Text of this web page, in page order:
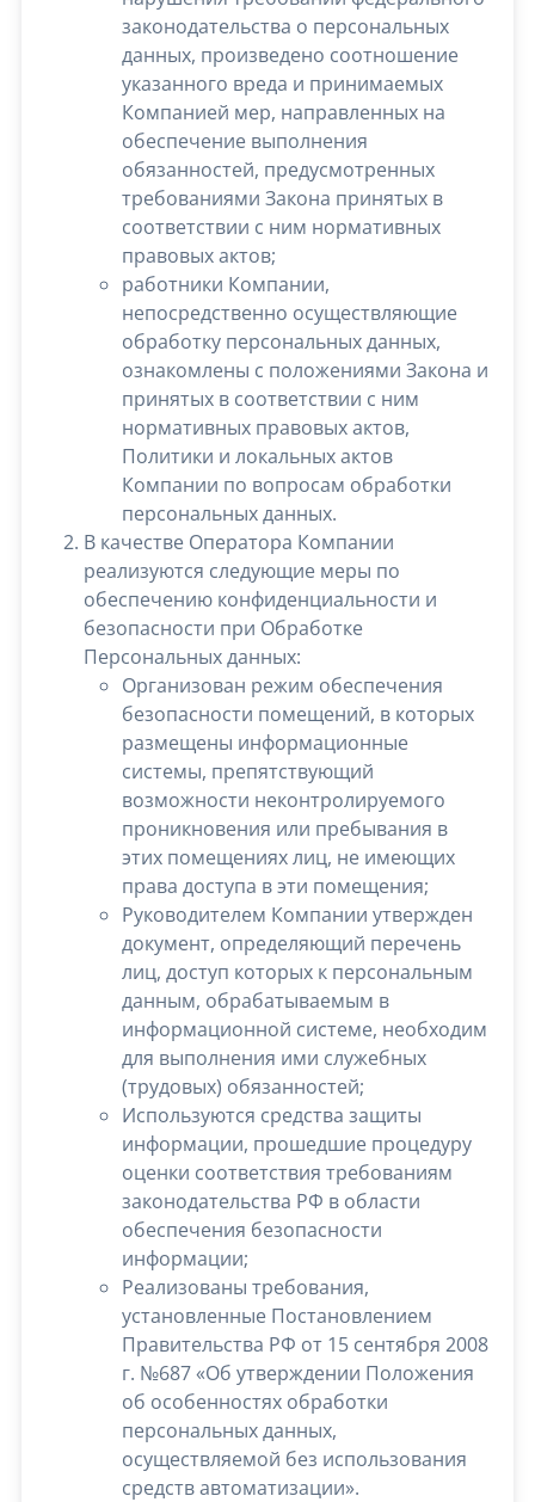
законодательства о персональных
данных, произведено соотношение
указанного вреда и принимаемых
Компанией мер, направленных на
обеспечение выполнения
обязанностей, предусмотренных
требованиями Закона принятых в
соответствии с ним нормативных
правовых актов;
работники Компании,
непосредственно осуществляющие
обработку персональных данных,
ознакомлены с положениями Закона и
принятых в соответствии с ним
нормативных правовых актов,
Политики и локальных актов
Компании по вопросам обработки
персональных данных.
В качестве Оператора Компании
реализуются следующие меры по
обеспечению конфиденциальности и
безопасности при Обработке
Персональных данных:
Организован режим обеспечения
безопасности помещений, в которых
размещены информационные
системы, препятствующий
возможности неконтролируемого
проникновения или пребывания в
этих помещениях лиц, не имеющих
права доступа в эти помещения;
Руководителем Компании утвержден
документ, определяющий перечень
лиц, доступ которых к персональным
данным, обрабатываемым в
информационной системе, необходим
для выполнения ими служебных
(трудовых) обязанностей;
Используются средства защиты
информации, прошедшие процедуру
оценки соответствия требованиям
законодательства РФ в области
обеспечения безопасности
информации;
Реализованы требования,
установленные Постановлением
Правительства РФ от 15 сентября 2008
г. №687 «Об утверждении Положения
об особенностях обработки
персональных данных,
осуществляемой без использования
средств автоматизации».